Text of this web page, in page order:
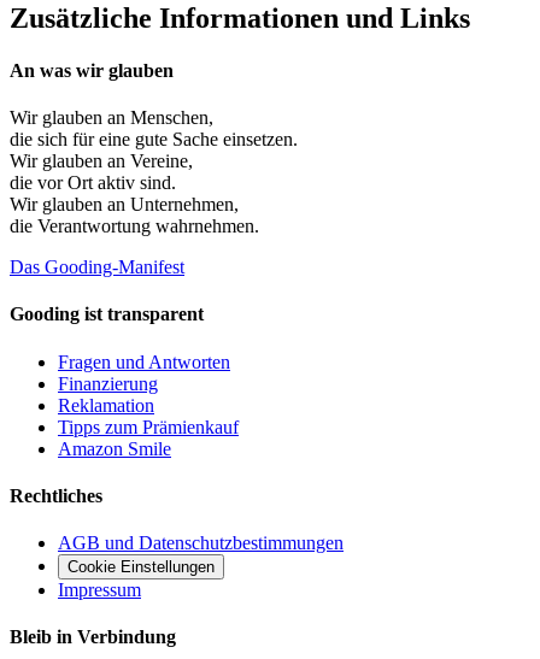
Zusätzliche Informationen und Links
An was wir glauben
Wir glauben an Menschen,
die sich für eine gute Sache einsetzen.
Wir glauben an Vereine,
die vor Ort aktiv sind.
Wir glauben an Unternehmen,
die Verantwortung wahrnehmen.
Das Gooding-Manifest
Gooding ist transparent
Fragen und Antworten
Finanzierung
Reklamation
Tipps zum Prämienkauf
Amazon Smile
Rechtliches
AGB und Datenschutzbestimmungen
Cookie Einstellungen
Impressum
Bleib in Verbindung